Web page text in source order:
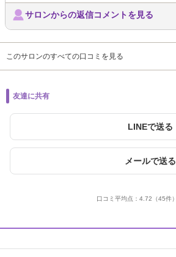
サロンからの返信コメントを見る
このサロンのすべての口コミを見る
友達に共有
LINEで送る
メールで送る
口コミ平均点： 4.72 （45件）